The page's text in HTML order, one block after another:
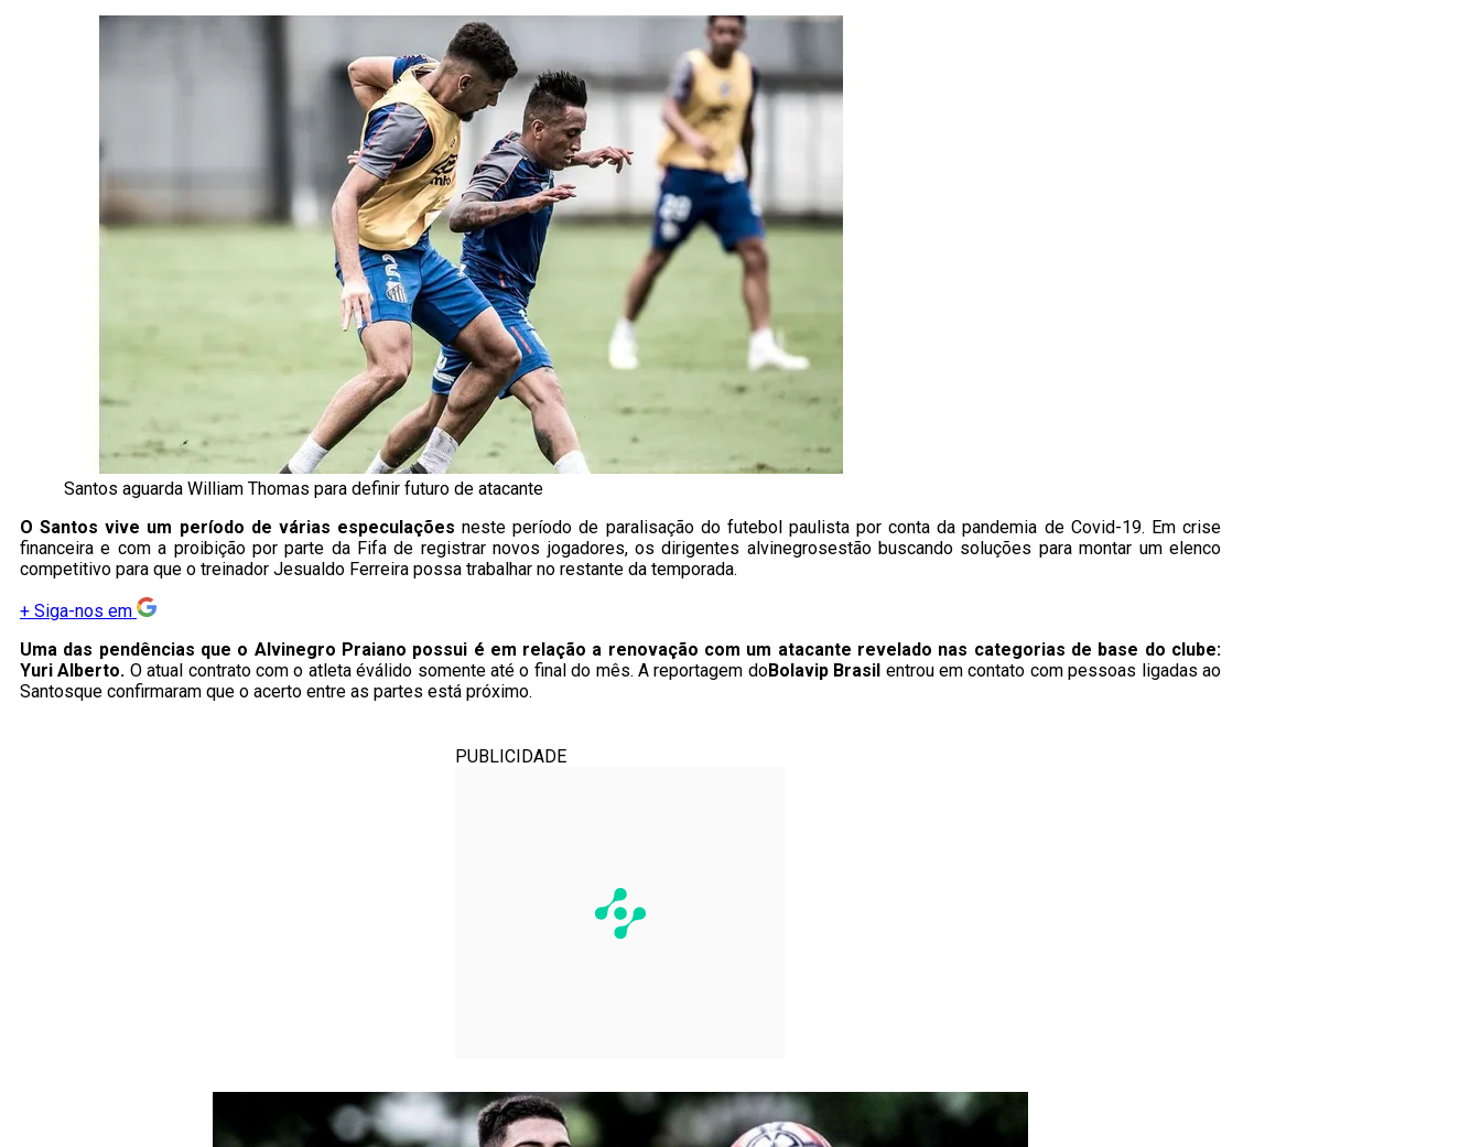
Santos aguarda William Thomas para definir futuro de atacante
O Santos vive um período de várias especulações neste período de paralisação do futebol paulista por conta da pandemia de Covid-19. Em crise
financeira e com a proibição por parte da Fifa de registrar novos jogadores, os dirigentes alvinegrosestão buscando soluções para montar um elenco
competitivo para que o treinador Jesualdo Ferreira possa trabalhar no restante da temporada.
+ Siga-nos em
Uma das pendências que o Alvinegro Praiano possui é em relação a renovação com um atacante revelado nas categorias de base do clube:
Yuri Alberto. O atual contrato com o atleta éválido somente até o final do mês. A reportagem doBolavip Brasil entrou em contato com pessoas ligadas ao
Santosque confirmaram que o acerto entre as partes está próximo.
PUBLICIDADE